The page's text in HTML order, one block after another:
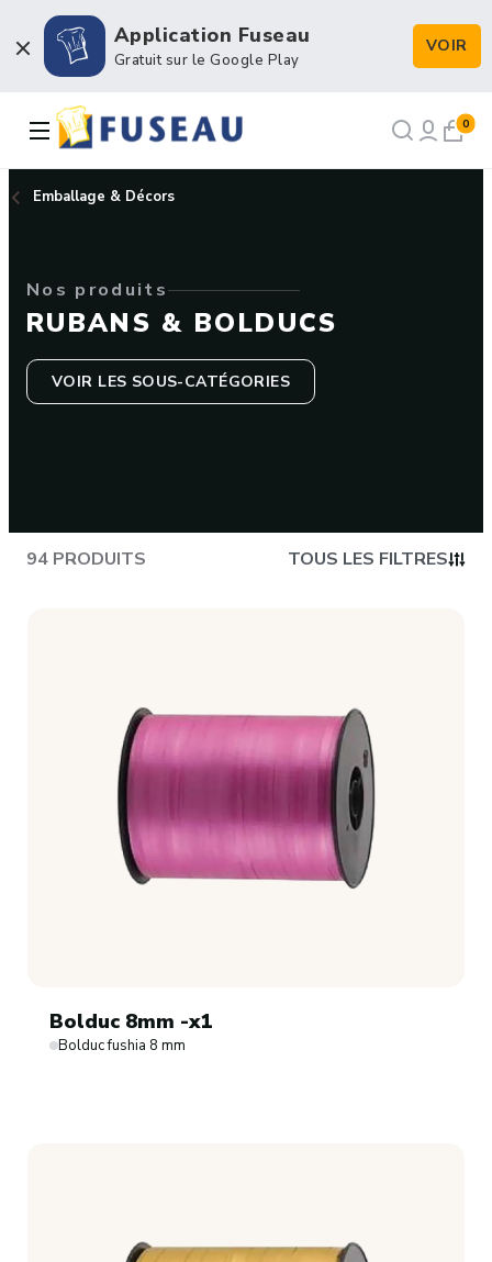
Application Fuseau
Gratuit sur le Google Play
VOIR
Boulangerie / Viennoiserie
Pâtisserie / Chocolaterie
Petits matériels & Hygiène
0
Emballage & Décors
Nos produits
RUBANS & BOLDUCS
VOIR LES SOUS-CATÉGORIES
94 PRODUITS TOUS LES FILTRES
Bolduc 8mm -x1
Bolduc fushia 8 mm